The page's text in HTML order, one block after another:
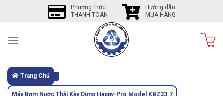
Phương thức
THANH TOÁN
Hướng dẫn
MUA HÀNG
Trang Chủ
Máy Bơm Nước Thải Xây Dựng Happy-Pro Model KBZ33.7